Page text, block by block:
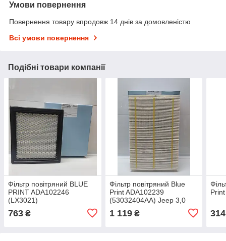
Умови повернення
Повернення товару впродовж 14 днів за домовленістю
Всі умови повернення
Подібні товари компанії
Фільтр повітряний BLUE
PRINT ADA102246
(LX3021)
763 ₴
Фільтр повітряний Blue
Print ADA102239
(53032404AA) Jeep 3,0
CRDI 2011-, DODGE RAM
1500-3500 3.0-6.4 11-
1 119₴ 314